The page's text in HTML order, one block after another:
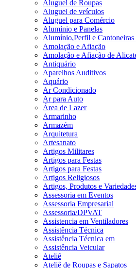
Aluguel de Roupas
Aluguel de veículos
Aluguel para Comércio
Alumínio e Panelas
Alumínio,Perfil e
Amolação e Afiação
Amolação e Afiação de
Antiquário
Aparelhos Auditivos
Aquário
Ar Condicionado
Ar para Auto
Área de Lazer
Armarinho
Armazém
Arquitetura
Artesanato
Artigos Militares
Artigos para Festas
Artigos para Festas
Artigos Religiosos
Artigos, Produtos e
Assessoria em Eventos
Assessoria Empresarial
Assessoria/DPVAT
Assistencia em Ventiladores
Assistência Técnica
Assistência Técnica em
Assistência Veicular
Ateliê
Ateliê de Roupas e Sapatos